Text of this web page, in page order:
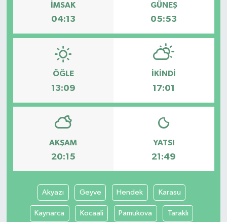
İMSAK
04:13
GÜNEŞ
05:53
ÖĞLE
13:09
İKINDI
17:01
AKŞAM
20:15
YATSI
21:49
Akyazı Geyve Hendek Karasu
Kaynarca Kocaali Pamukova Taraklı